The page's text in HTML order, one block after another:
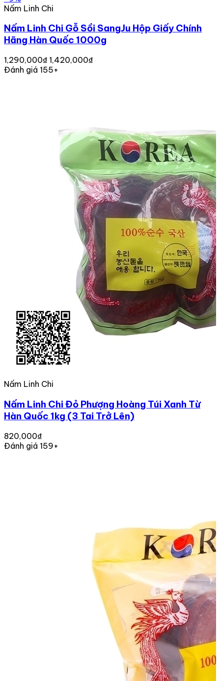
Nấm Linh Chi
Nấm Linh Chi Gỗ Sồi SangJu Hộp Giấy Chính
Hãng Hàn Quốc 1000g
1,290,000₫ 1,420,000₫
Đánh giá 155+
Nấm Linh Chi
Nấm Linh Chi Đỏ Phượng Hoàng Túi Xanh Từ
Hàn Quốc 1kg (3 Tai Trở Lên)
820,000₫
Đánh giá 159+